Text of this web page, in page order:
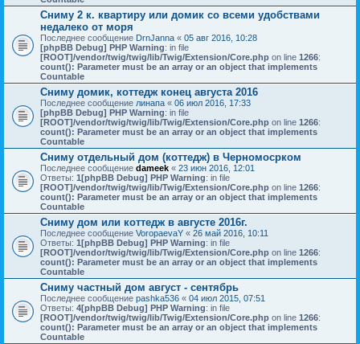
Сниму 2 к. квартиру или домик со всеми удобствами
недалеко от моря
Последнее сообщение DrnJanna « 05 авг 2016, 10:28
[phpBB Debug] PHP Warning: in file
[ROOT]/vendor/twig/twig/lib/Twig/Extension/Core.php on line 1266:
count(): Parameter must be an array or an object that implements
Countable
Сниму домик, коттедж конец августа 2016
Последнее сообщение линапа « 06 июл 2016, 17:33
[phpBB Debug] PHP Warning: in file
[ROOT]/vendor/twig/twig/lib/Twig/Extension/Core.php on line 1266:
count(): Parameter must be an array or an object that implements
Countable
Сниму отдельный дом (коттедж) в Черномосрком
Последнее сообщение dameek « 23 июн 2016, 12:01
Ответы: 1[phpBB Debug] PHP Warning: in file
[ROOT]/vendor/twig/twig/lib/Twig/Extension/Core.php on line 1266:
count(): Parameter must be an array or an object that implements
Countable
Сниму дом или коттедж в августе 2016г.
Последнее сообщение VoropaevaY « 26 май 2016, 10:11
Ответы: 1[phpBB Debug] PHP Warning: in file
[ROOT]/vendor/twig/twig/lib/Twig/Extension/Core.php on line 1266:
count(): Parameter must be an array or an object that implements
Countable
Сниму частный дом август - сентябрь
Последнее сообщение pashka536 « 04 июл 2015, 07:51
Ответы: 4[phpBB Debug] PHP Warning: in file
[ROOT]/vendor/twig/twig/lib/Twig/Extension/Core.php on line 1266:
count(): Parameter must be an array or an object that implements
Countable